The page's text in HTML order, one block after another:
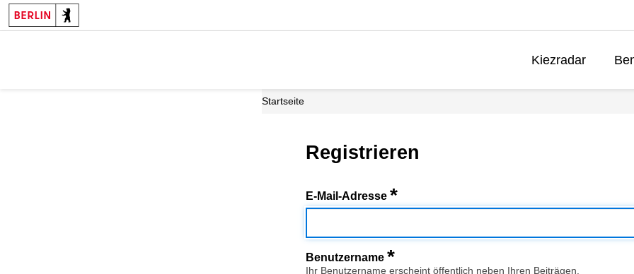
Kiezradar
Startseite
Registrieren
E-Mail-Adresse *
Benutzername *
Ihr Benutzername erscheint öffentlich neben Ihren Beiträgen.